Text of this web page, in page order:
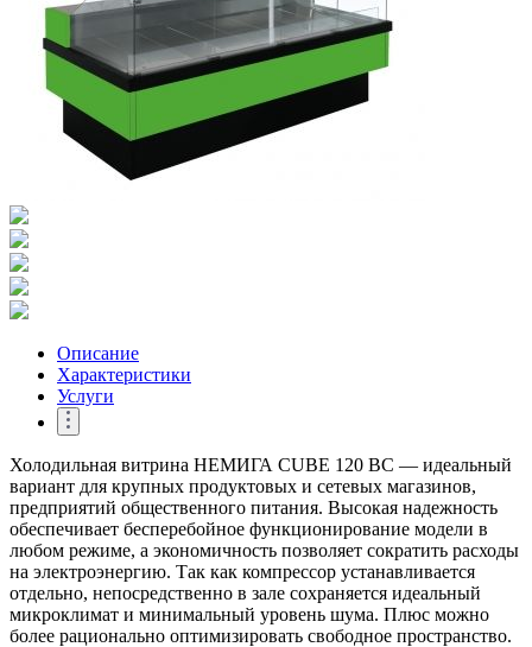
Описание
Характеристики
Услуги
Холодильная витрина НЕМИГА CUBE 120 ВС — идеальный
вариант для крупных продуктовых и сетевых магазинов,
предприятий общественного питания. Высокая надежность
обеспечивает бесперебойное функционирование модели в
любом режиме, а экономичность позволяет сократить расходы
на электроэнергию. Так как компрессор устанавливается
отдельно, непосредственно в зале сохраняется идеальный
микроклимат и минимальный уровень шума. Плюс можно
более рационально оптимизировать свободное пространство.